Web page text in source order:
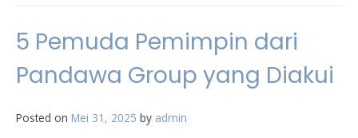
5 Pemuda Pemimpin dari
Pandawa Group yang Diakui
Posted on Mei 31, 2025 by admin